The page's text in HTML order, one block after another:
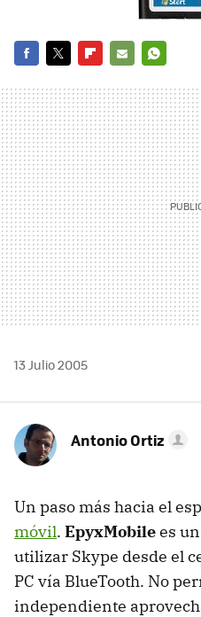
MAIL
13 Julio 2005
Antonio Ortiz
Un paso más hacia el
móvil. EpyxMobilees
utilizar Skype desde el
PC vía BlueTooth. No
independiente